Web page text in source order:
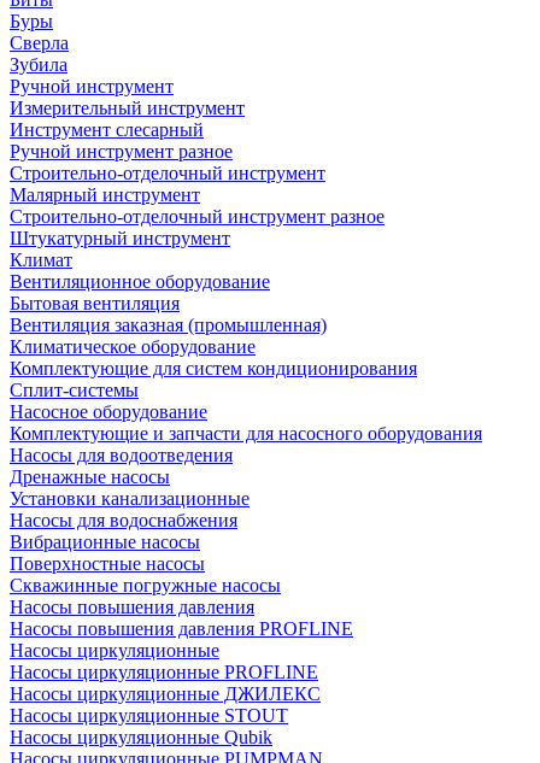
Буры
Сверла
Зубила
Ручной инструмент
Измерительный инструмент
Инструмент слесарный
Ручной инструмент разное
Строительно-отделочный инструмент
Малярный инструмент
Строительно-отделочный инструмент разное
Штукатурный инструмент
Климат
Вентиляционное оборудование
Бытовая вентиляция
Вентиляция заказная (промышленная)
Климатическое оборудование
Комплектующие для систем кондиционирования
Сплит-системы
Насосное оборудование
Комплектующие и запчасти для насосного оборудования
Насосы для водоотведения
Дренажные насосы
Установки канализационные
Насосы для водоснабжения
Вибрационные насосы
Поверхностные насосы
Скважинные погружные насосы
Насосы повышения давления
Насосы повышения давления PROFLINE
Насосы циркуляционные
Насосы циркуляционные PROFLINE
Насосы циркуляционные ДЖИЛЕКС
Насосы циркуляционные STOUT
Насосы циркуляционные Qubik
Насосы циркуляционные PUMPMAN